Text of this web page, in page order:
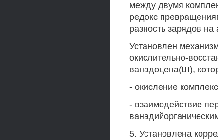
между двумя
редокс
разность зарядов
Установлен
окислительно-
ванадоцена(Ш),
- окисление
- взаимодействие
5. Установлена